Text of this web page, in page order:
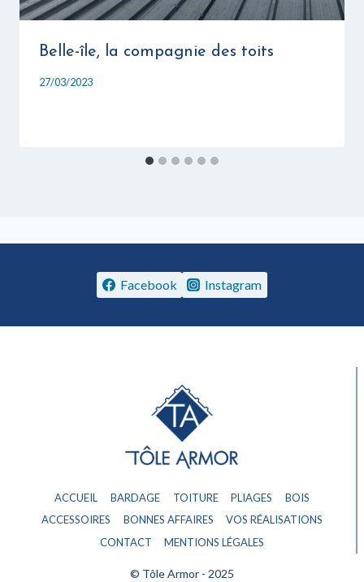
Belle-île, la compagnie des toits
27/03/2023
Facebook Instagram
ACCUEIL BARDAGE TOITURE PLIAGES
BOIS
ACCESSOIRES
BONNES AFFAIRES
VOS RÉALISATIONS
CONTACT
MENTIONS LÉGALES
© Tôle Armor - 2025